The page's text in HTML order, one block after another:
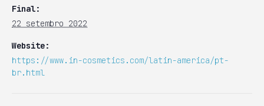
Final:
22 setembro 2022
Website:
https://www.in-cosmetics.com/latin-america/pt-
br.html